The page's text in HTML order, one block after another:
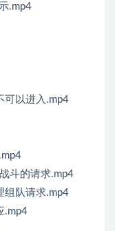
.mp4
可以进入.mp4
斗的请求.mp4
组队请求.mp4
.mp4